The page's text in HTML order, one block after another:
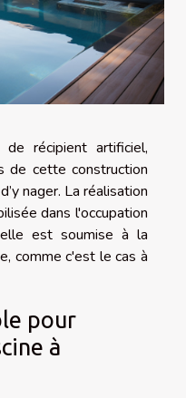
récipient artificiel,
de cette construction
nager. La réalisation
dans l'occupation
est soumise à la
comme c'est le cas à
pour
à